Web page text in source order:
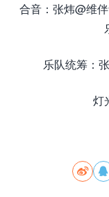
合音：张炜@维
乐队统筹：
灯
 